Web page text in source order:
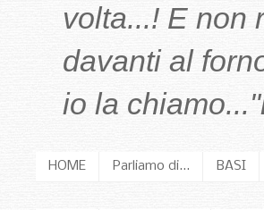
volta...! E non
davanti al
io la chiamo..."
HOME Parliamo di... BASI